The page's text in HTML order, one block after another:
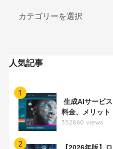
人気記事
1
生成AIサービ
料金、メリット
352860 views
2